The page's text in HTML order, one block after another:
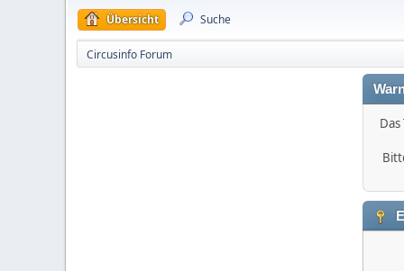
Übersicht Suche
Circusinfo Forum